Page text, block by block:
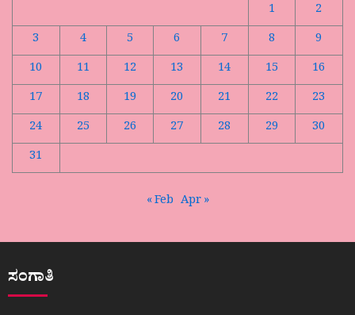
1
2
3
4 5 6 7 8
9
10
11 12 13 14 15
16
17
18 19 20 21 22
23
24
25 26 27 28 29
30
31
« Feb Apr »
ಸಂಗಾತಿ